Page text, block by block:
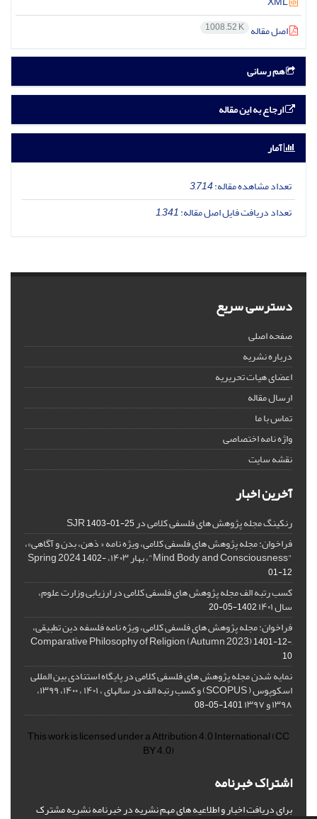
اصل مقاله 1008.52 K
هم رسانی
ارجاع به این مقاله
آمار
تعداد مشاهده مقاله:3,714
تعداد دریافت فایل اصل مقاله:1,341
دسترسی سریع
صفحه اصلی
درباره نشریه
اعضای هیات تحریریه
ارسال مقاله
تماس با ما
واژه نامه اختصاصی
نقشه سایت
آخرین اخبار
رنکینگ مجله پژوهش های فلسفی کلامی در SJR1403-01-25
فراخوان: مجله پژوهش های فلسفی کلامی، ویژه نامه « ذهن، بدن و آگاهی»،
"Mind, Body, and Consciousness"، بهار ۱۴۰۳، Spring 2024
1402-
01-12
کسب رتبه الف مجله پژوهش های فلسفی کلامی در ارزیابی وزارت علوم،
سال ۱۴۰۱ 1402-05-20
فراخوان: مجله پژوهش های فلسفی کلامی، ویژه نامه فلسفه دین تطبیقی،
,Comparative Philosophy of Religion (Autumn 2023)
1401-12-
10
نمایه شدن مجله پژوهش های فلسفی کلامی در پایگاه استنادی بین المللی
اسکوپوس ( SCOPUS) و کسب رتبه الف در سالهای ، ۱۴۰۱ ، ۱۴۰۰، ۱۳۹۹،
۱۳۹۸ و ۱۳۹۷ 1401-05-08
This work is licensed under aAttribution 4.0 International(CC
BY 4.0)
اشتراک خبرنامه
برای دریافت اخبار و اطلاعیه های مهم نشریه در خبرنامه نشریه مشترک